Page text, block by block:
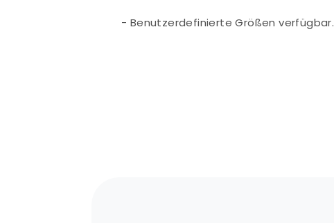
- Benutzerdefinierte Größen verfügbar.